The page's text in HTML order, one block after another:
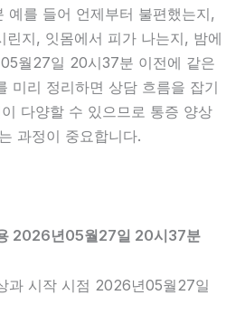
를 들어 언제부터 불편했는지,
지, 잇몸에서 피가 나는지, 밤에
월27일 20시37분 이전에 같은
미리 정리하면 상담 흐름을 잡기
다양할 수 있으므로 통증 양상
과정이 중요합니다.
2026년05월27일 20시37분
과 시작 시점 2026년05월27일